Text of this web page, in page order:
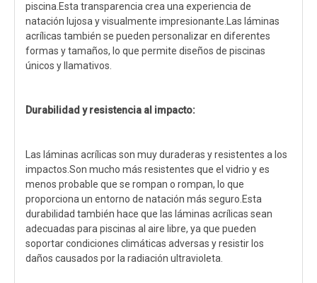
piscina.Esta transparencia crea una experiencia de
natación lujosa y visualmente impresionante.Las láminas
acrílicas también se pueden personalizar en diferentes
formas y tamaños, lo que permite diseños de piscinas
únicos y llamativos.
Durabilidad y resistencia al impacto:
Las láminas acrílicas son muy duraderas y resistentes a los
impactos.Son mucho más resistentes que el vidrio y es
menos probable que se rompan o rompan, lo que
proporciona un entorno de natación más seguro.Esta
durabilidad también hace que las láminas acrílicas sean
adecuadas para piscinas al aire libre, ya que pueden
soportar condiciones climáticas adversas y resistir los
daños causados ​​por la radiación ultravioleta.